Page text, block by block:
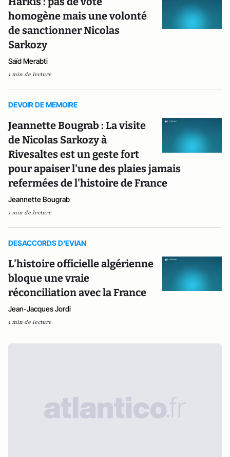
homogène mais une volonté
de sanctionner Nicolas
Sarkozy
Saïd Merabti
1 min de lecture
DEVOIR DE MEMOIRE
Jeannette Bougrab : La visite
de Nicolas Sarkozy à
Rivesaltes est un geste fort
pour apaiser l'une des plaies jamais
refermées de l'histoire de France
Jeannette Bougrab
1 min de lecture
DESACCORDS D'EVIAN
L'histoire officielle algérienne
bloque une vraie
réconciliation avec la France
Jean-Jacques Jordi
1 min de lecture